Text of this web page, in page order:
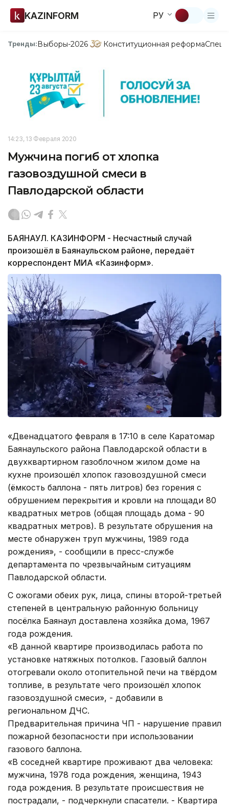
KAZINFORM РУ
Тренды:Выборы-2026 Конституционная реформа
14:23, 13 Февраля 2020
Мужчина погиб от хлопка
газовоздушной смеси в
Павлодарской области
БАЯНАУЛ. КАЗИНФОРМ - Несчастный случай
произошёл в Баянаульском районе, передаёт
корреспондент МИА «Казинформ».
«Двенадцатого февраля в 17:10 в селе Каратомар
Баянаульского района Павлодарской области в
двухквартирном газоблочном жилом доме на
кухне произошёл хлопок газовоздушной смеси
(ёмкость баллона - пять литров) без горения с
обрушением перекрытия и кровли на площади 80
квадратных метров (общая площадь дома - 90
квадратных метров). В результате обрушения на
месте обнаружен труп мужчины, 1989 года
рождения», - сообщили в пресс-службе
департамента по чрезвычайным ситуациям
Павлодарской области.
С ожогами обеих рук, лица, спины второй-третьей
степеней в центральную районную больницу
посёлка Баянаул доставлена хозяйка дома, 1967
года рождения.
«В данной квартире производилась работа по
установке натяжных потолков. Газовый баллон
отогревали около отопительной печи на твёрдом
топливе, в результате чего произошёл хлопок
газовоздушной смеси», - добавили в
региональном ДЧС.
Предварительная причина ЧП - нарушение правил
пожарной безопасности при использовании
газового баллона.
«В соседней квартире проживают два человека:
мужчина, 1978 года рождения, женщина, 1943
года рождения. В результате происшествия не
пострадали, - подчеркнули спасатели. - Квартира